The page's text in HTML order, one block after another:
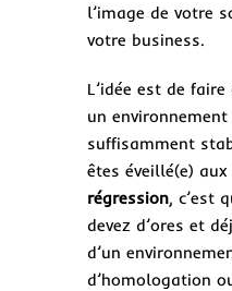
l’image de votre
votre business.
L’idée est de
un environnement
suffisamment
êtes éveillé(e) aux
régression, c’est
devez d’ores et
d’un
d’homologation